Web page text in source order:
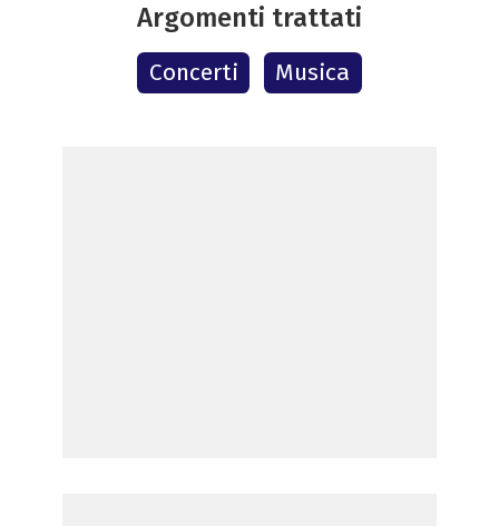
Argomenti trattati
Concerti Musica